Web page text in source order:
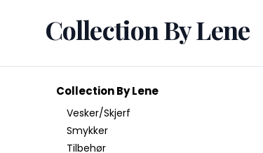
Collection By Lene
Collection By Lene
Vesker/Skjerf
Smykker
Tilbehør